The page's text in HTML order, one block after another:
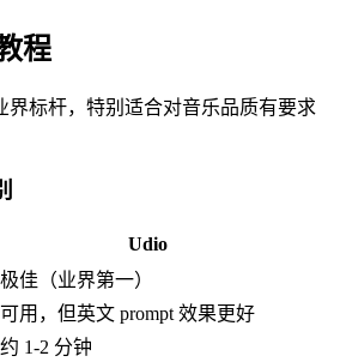
程
界标杆，特别适合对音乐品质有要求
Udio
极佳（业界第一）
可用，但英文 prompt 效果更好
约 1-2 分钟